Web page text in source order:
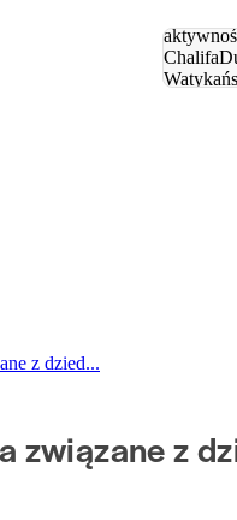
Chalifa
z dzied...
związane z